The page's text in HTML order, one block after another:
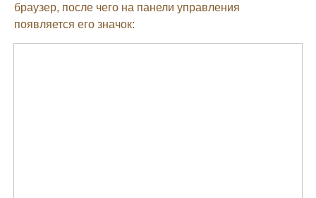
браузер, после чего на панели управления
появляется его значок: